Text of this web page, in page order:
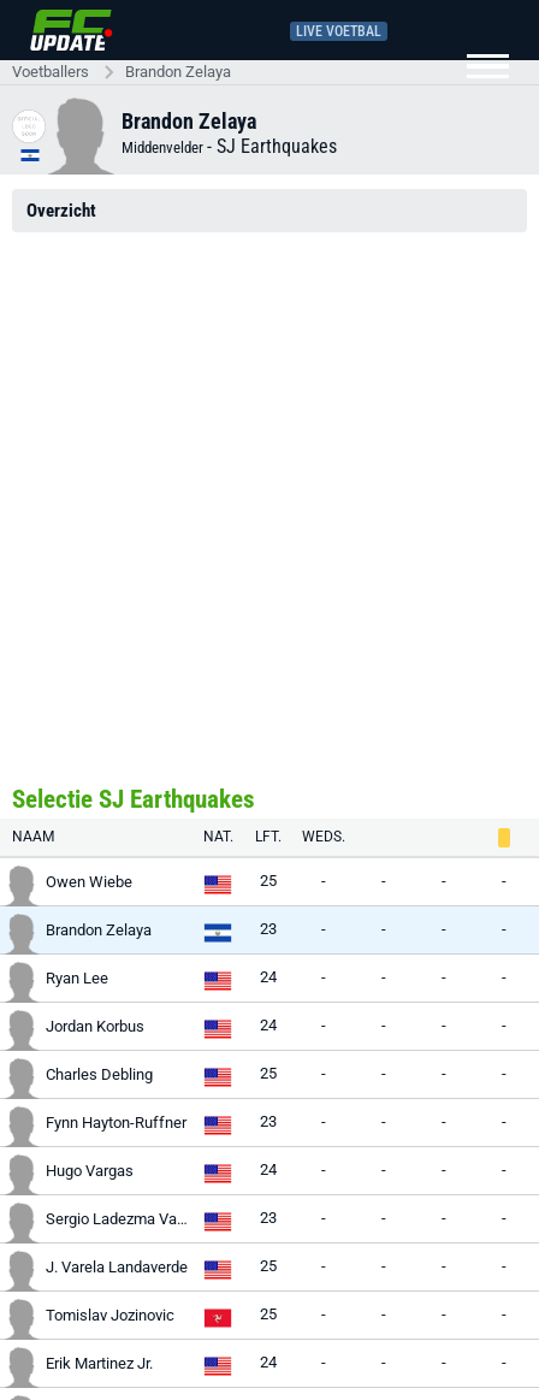
LIVE VOETBAL
Voetballers Brandon Zelaya
Brandon Zelaya
Middenvelder - SJ Earthquakes
Overzicht
Selectie SJ Earthquakes
NAAM NAT. LFT. WEDS.
Owen Wiebe 25 - - - -
Brandon Zelaya 23 - - - -
Ryan Lee 24 - - - -
Jordan Korbus 24 - - - -
Charles Debling 25 - - - -
Fynn Hayton-Ruffner 23 - - - -
Hugo Vargas 24 - - - -
Sergio Ladezma Vazquez 23 - - - -
J. Varela Landaverde 25 - - - -
Tomislav Jozinovic 25 - - - -
Erik Martinez Jr. 24 - - - -